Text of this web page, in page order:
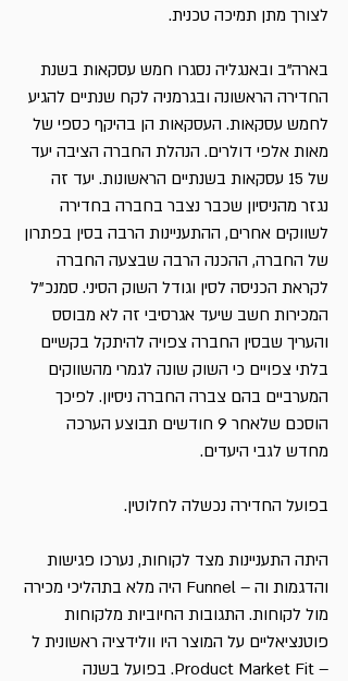
לצורך מתן תמיכה טכנית.
בארה"ב ובאנגליה נסגרו חמש עסקאות בשנת
החדירה הראשונה ובגרמניה לקח שנתיים להגיע
לחמש עסקאות. העסקאות הן בהיקף כספי של
מאות אלפי דולרים. הנהלת החברה הציבה יעד
של 15 עסקאות בשנתיים הראשונות. יעד זה
נגזר מהניסיון שכבר נצבר בחברה בחדירה
לשווקים אחרים, ההתעניינות הרבה בסין בפתרון
של החברה, ההכנה הרבה שבצעה החברה
לקראת הכניסה לסין וגודל השוק הסיני. סמנכ"ל
המכירות חשב שיעד אגרסיבי זה לא מבוסס
והעריך שבסין החברה צפויה להיתקל בקשיים
בלתי צפויים כי השוק שונה לגמרי מהשווקים
המערביים בהם צברה החברה ניסיון. לפיכך
הוסכם שלאחר 9 חודשים תבוצע הערכה
מחדש לגבי היעדים.
בפועל החדירה נכשלה לחלוטין.
היתה התעניינות מצד לקוחות, נערכו פגישות
והדגמות וה – Funnel היה מלא בתהליכי מכירה
מול לקוחות. התגובות החיוביות מלקוחות
פוטנציאליים על המוצר היו וולידציה ראשונית ל
– Product Market Fit. בפועל בשנה